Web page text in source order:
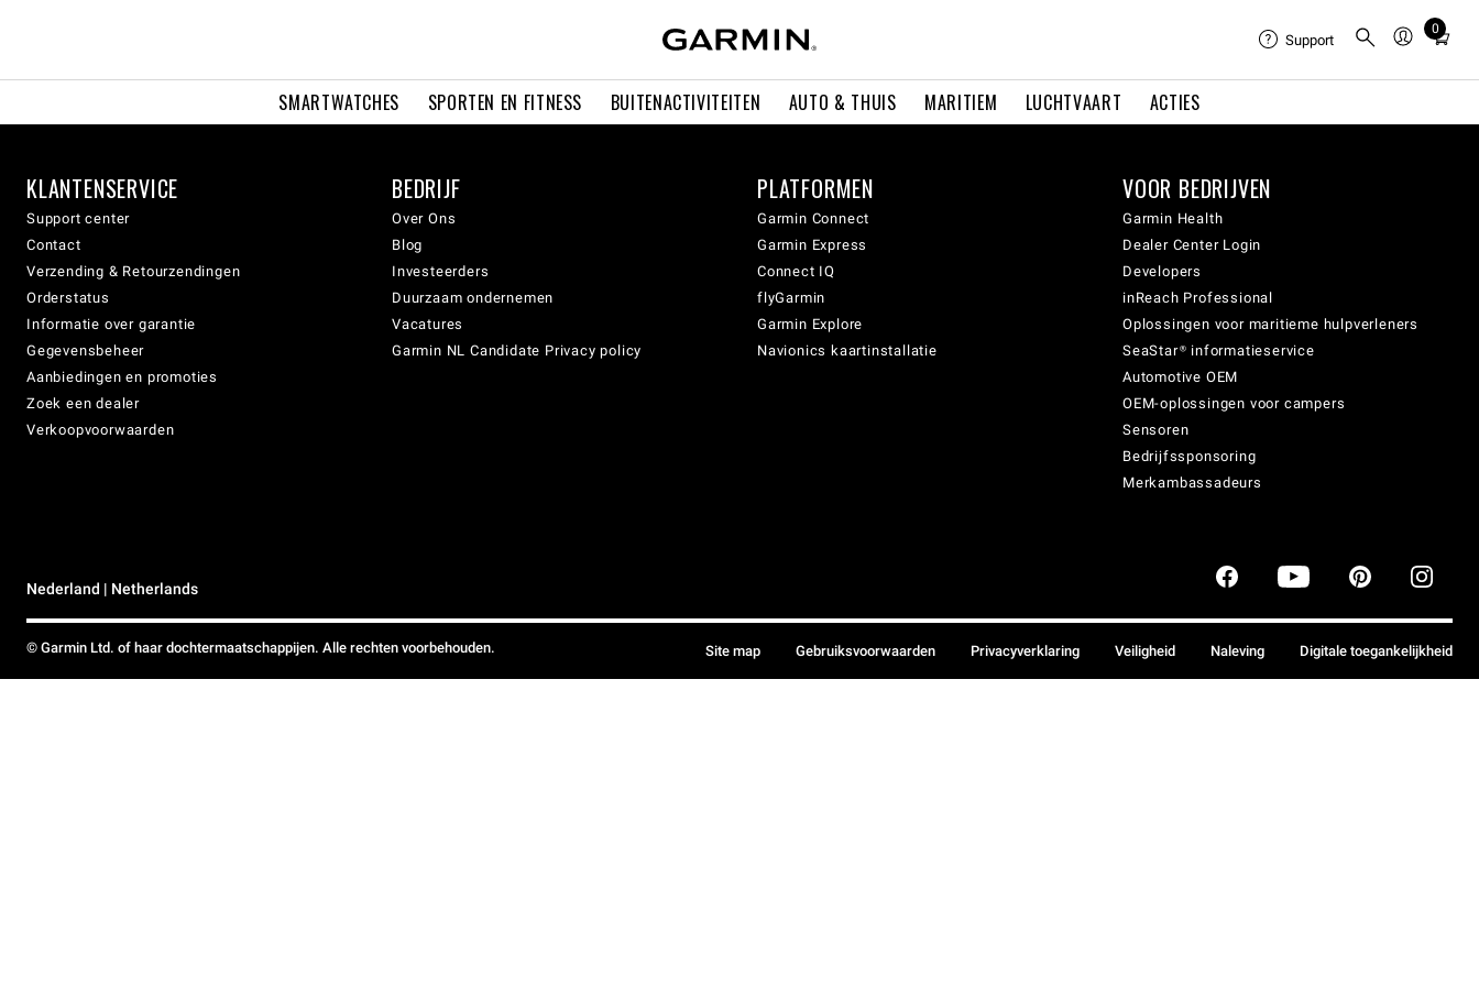
SMARTWATCHES SPORTEN EN FITNESS BUITENACTIVITEITEN AUTO & THUIS MARITIEM LUCHTVAART ACTIES
Support
0
Total
cart:
KLANTENSERVICE
Support center
Contact
Verzending & Retourzendingen
Orderstatus
Informatie over garantie
Gegevensbeheer
Aanbiedingen en promoties
Zoek een dealer
Verkoopvoorwaarden
BEDRIJF
Over Ons
Blog
Investeerders
Duurzaam ondernemen
Vacatures
Garmin NL Candidate Privacy policy
PLATFORMEN
Garmin Connect
Garmin Express
Connect IQ
flyGarmin
Garmin Explore
Navionics kaartinstallatie
VOOR BEDRIJVEN
Garmin Health
Dealer Center Login
Developers
inReach Professional
Oplossingen voor maritieme hulpverleners
SeaStar® informatieservice
Automotive OEM
OEM-oplossingen voor campers
Sensoren
Bedrijfssponsoring
Merkambassadeurs
Nederland | Netherlands
© Garmin Ltd. of haar dochtermaatschappijen. Alle rechten voorbehouden. Site map Gebruiksvoorwaarden Privacyverklaring Veiligheid Naleving Digitale toegankelijkheid